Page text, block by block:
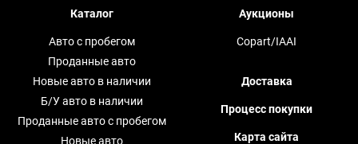
Каталог
Авто с пробегом
Проданные авто
Новые авто в наличии
Б/У авто в наличии
Проданные авто с пробегом
Новые авто
Аукционы
Copart/IAAI
Доставка
Процесс покупки
Карта сайта